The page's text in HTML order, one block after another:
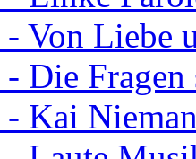
Von Liebe
Die
Kai